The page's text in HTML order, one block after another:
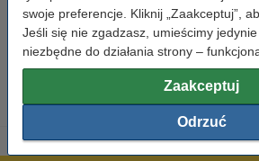
swoje preferencje. Kliknij „Zaakceptuj”,
Jeśli się nie zgadzasz, umieścimy
niezbędne do działania strony –
Zaakceptuj
Odrzuć
Materiał: pcv
Numer artykułu: 302638